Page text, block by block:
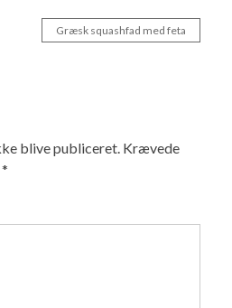
Græsk squashfad med feta
blive publiceret. Krævede
*